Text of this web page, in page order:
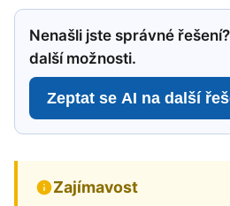
Nenašli jste správné
další možnosti.
Zeptat se AI na další
Zajímavost